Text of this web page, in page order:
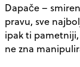
Dapače –
pravu, sve
ipak ti
ne zna